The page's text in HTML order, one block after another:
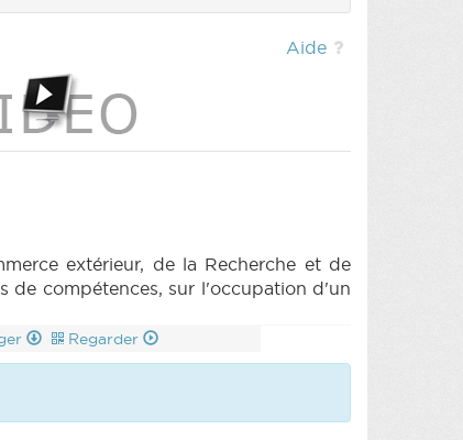
Aide
extérieur, de la Recherche et de
de compétences, sur l'occupation d'un
Regarder